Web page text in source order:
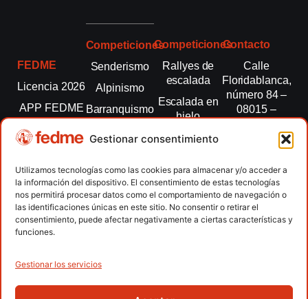
Gestionar consentimiento
Utilizamos tecnologías como las cookies para almacenar y/o acceder a
la información del dispositivo. El consentimiento de estas tecnologías
nos permitirá procesar datos como el comportamiento de navegación o
las identificaciones únicas en este sitio. No consentir o retirar el
consentimiento, puede afectar negativamente a ciertas características y
funciones.
Gestionar los servicios
FEDME
Licencia 2026
APP FEDME
Transparencia
autonómicas
Clubes
Contacto
Competiciones
Senderismo
Alpinismo
Barranquismo
montaña
Escalada
Escalada
paralimpica
Competiciones
Rallyes de
escalada
Escalada en
hielo
Esquí de
Marcha
Nórdica
Raquetas de
nieve
Contacto
Calle
Floridablanca,
número 84 –
08015 –
fedme@fedme.es
934 264 267